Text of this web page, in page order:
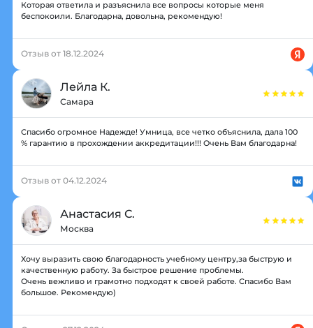
Которая ответила и разъяснила все вопросы которые меня
беспокоили. Благодарна, довольна, рекомендую!
Отзыв от 18.12.2024
Лейла К.
Самара
Спасибо огромное Надежде! Умница, все четко объяснила, дала 100
% гарантию в прохождении аккредитации!!! Очень Вам благодарна!
Отзыв от 04.12.2024
Анастасия С.
Москва
Хочу выразить свою благодарность учебному центру,за быструю и
качественную работу. За быстрое решение проблемы.
Очень вежливо и грамотно подходят к своей работе. Спасибо Вам
большое. Рекомендую)